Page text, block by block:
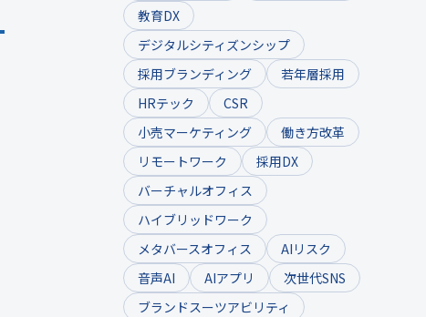
教育DX
デジタルシティズンシップ
採用ブランディング
若年層採用
HRテック
CSR
小売マーケティング
働き方改革
リモートワーク
採用DX
バーチャルオフィス
ハイブリッドワーク
メタバースオフィス
AIリスク
音声AI
AIアプリ
次世代SNS
ブランドスーツアビリティ